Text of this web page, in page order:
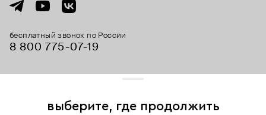
бесплатный звонок по России
8 800 775⁠-07⁠-19
выберите, где продолжить